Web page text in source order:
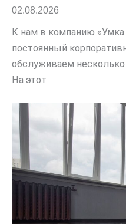
02.08.2026
К нам в компанию «Умка
постоянный
обслуживаем
На этот